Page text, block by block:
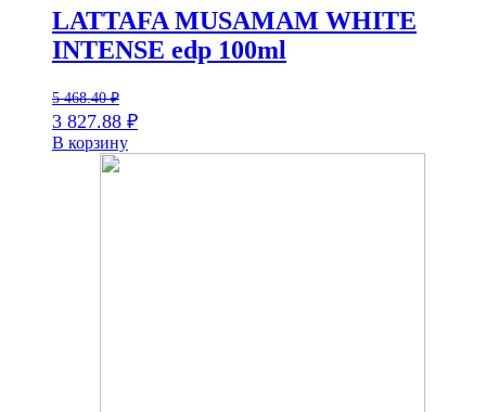
LATTAFA MUSAMAM WHITE
INTENSE edp 100ml
5 468.40₽
3 827.88 ₽
В корзину